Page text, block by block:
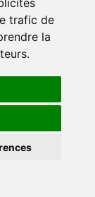
trafic de
la